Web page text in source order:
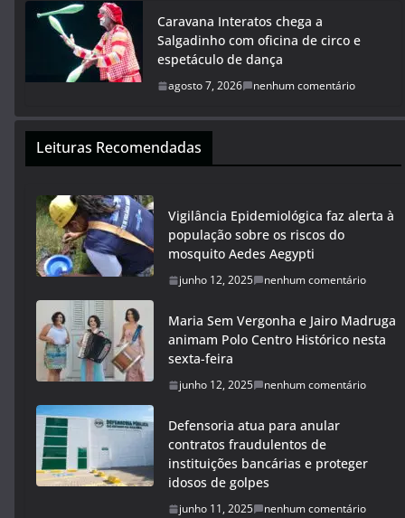
Caravana Interatos chega a
Salgadinho com oficina de circo e
espetáculo de dança
agosto 7, 2026 nenhum comentário
Leituras Recomendadas
Vigilância Epidemiológica faz alerta à
população sobre os riscos do
mosquito Aedes Aegypti
junho 12, 2025 nenhum comentário
Maria Sem Vergonha e Jairo Madruga
animam Polo Centro Histórico nesta
sexta-feira
junho 12, 2025 nenhum comentário
Defensoria atua para anular
contratos fraudulentos de
instituições bancárias e proteger
idosos de golpes
junho 11, 2025 nenhum comentário